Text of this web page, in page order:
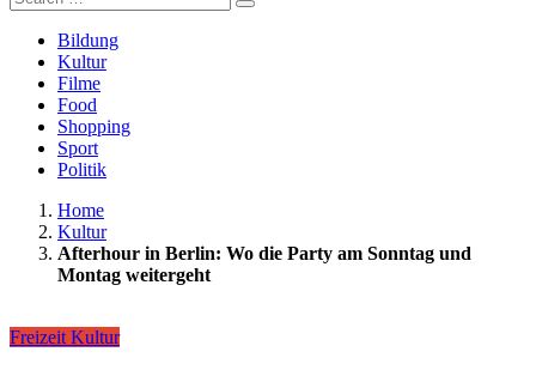
Search
Bildung
Kultur
Filme
Food
Shopping
Sport
Politik
Home
Kultur
Afterhour in Berlin: Wo die Party am Sonntag und
Montag weitergeht
Freizeit Kultur